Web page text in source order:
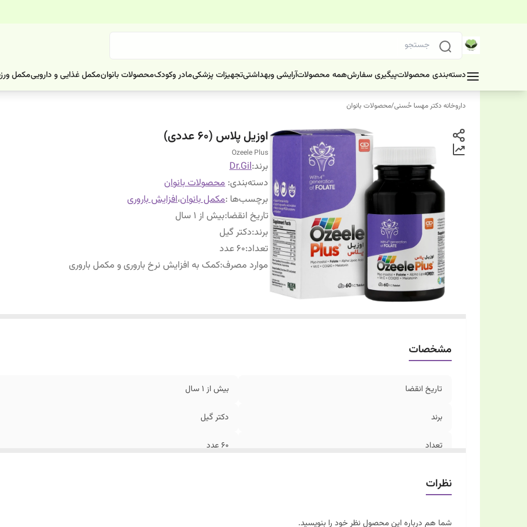
دسته‌بندی محصولاتپیگیری سفارشهمه محصولاتآرایشی وبهداشتیتجهیزات پزشکیمادر وکودکمحصولات بانوانمکمل غذایی و داروییمکمل
داروخانه دکتر مهسا حُسنی/محصولات بانوان
اوزیل پلاس (60 عددی)
Ozeele Plus
برند:Dr.Gil
دسته‌بندی: محصولات بانوان
برچسب‌ها :مکمل بانوان،افزایش باروری
تاریخ انقضا:بیش از 1 سال
برند:دکتر گیل
تعداد:60 عدد
موارد مصرف:کمک به افزایش نرخ باروری و مکمل باروری
مشخصات
تاریخ انقضا بیش از 1 سال
برند دکتر گیل
تعداد 60 عدد
نظرات
شما هم درباره این محصول نظر خود را بنویسید.